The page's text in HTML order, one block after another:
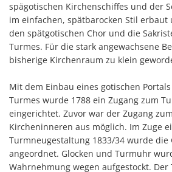
spägotischen Kirchenschiffes und der
im einfachen, spätbarocken Stil
den spätgotischen Chor und die
Turmes. Für die stark angewachsene
bisherige Kirchenraum zu klein
Mit dem Einbau eines gotischen
Turmes wurde 1788 ein Zugang zum
eingerichtet. Zuvor war der Zugang
Kircheninneren aus möglich. Im Zuge
Turmneugestaltung 1833/34 wurde die
angeordnet. Glocken und Turmuhr
Wahrnehmung wegen aufgestockt.